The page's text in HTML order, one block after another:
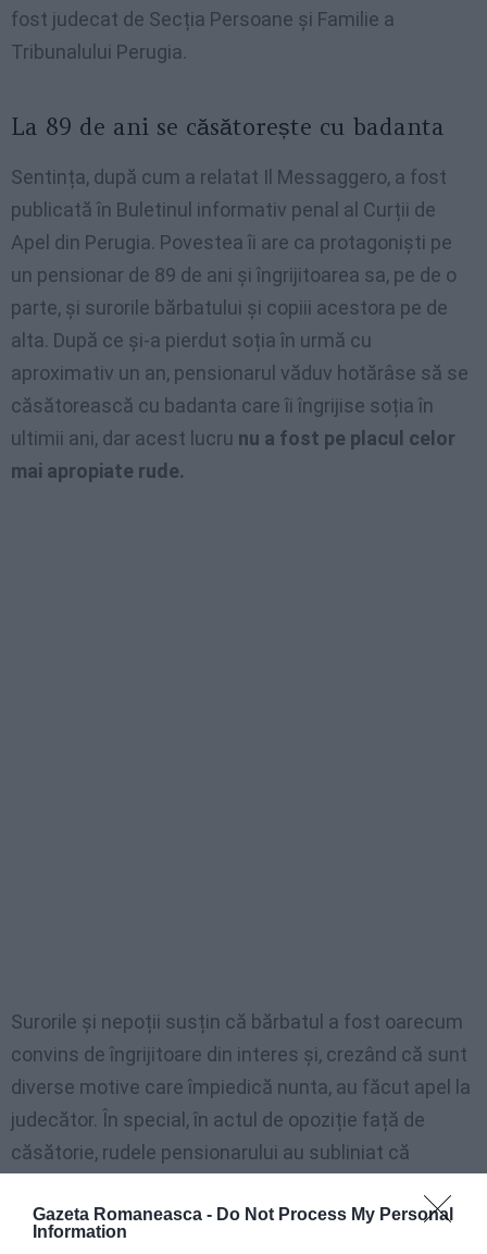
Gazeta Romaneasca - Do Not Process My Personal
Information
fost judecat de Secția Persoane și Familie a
Tribunalului Perugia.
La 89 de ani se căsătorește cu badanta
Sentința, după cum a relatat Il Messaggero, a fost
publicată în Buletinul informativ penal al Curții de
Apel din Perugia. Povestea îi are ca protagoniști pe
un pensionar de 89 de ani și îngrijitoarea sa, pe de o
parte, și surorile bărbatului și copiii acestora pe de
alta. După ce și-a pierdut soția în urmă cu
aproximativ un an, pensionarul văduv hotărâse să se
căsătorească cu badanta care îi îngrijise soția în
ultimii ani, dar acest lucru nu a fost pe placul celor
mai apropiate rude.
Surorile și nepoții susțin că bărbatul a fost oarecum
convins de îngrijitoare din interes și, crezând că sunt
diverse motive care împiedică nunta, au făcut apel la
judecător. În special, în actul de opoziție față de
căsătorie, rudele pensionarului au subliniat că
legată romantic de un alt bărbatși că ambii le